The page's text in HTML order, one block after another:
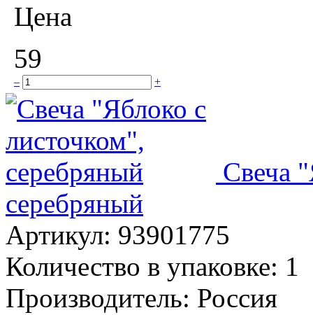
Цена
59
– +
Свеча
серебряный
Артикул: 93901775
Количество в упаковке: 1
Производитель: Россия